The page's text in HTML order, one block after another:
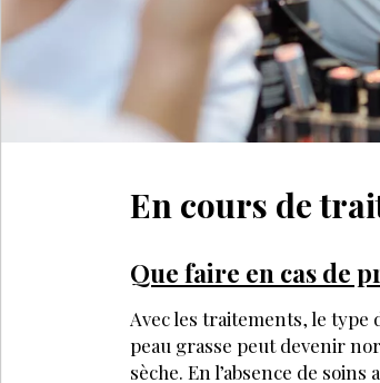
En cours de
Que faire en cas de
Avec les traitements, le
peau grasse peut devenir
sèche. En l’absence de